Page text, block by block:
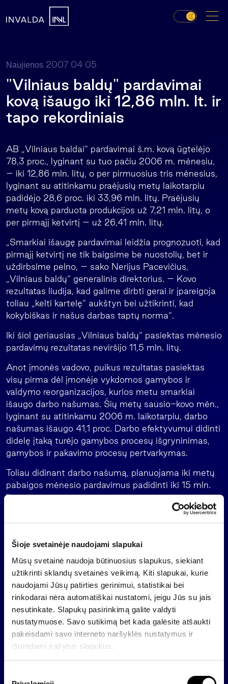
Šioje svetainėje naudojami slapukai
Mūsų svetainė naudoja būtinuosius slapukus, siekiant
užtikrinti sklandų svetainės veikimą. Kiti slapukai, kurie
naudojami Jūsų patirties gerinimui, statistikai bei
rinkodarai nėra automatiškai nustatomi, jeigu Jūs su jais
nesutinkate. Slapukų pasirinkimą galite valdyti
nustatymuose. Savo sutikimą bet kada galėsite atšaukti
pakeisdami savo interneto naršyklės nustatymus ir
ištrindami įrašytus slapukus.
Naujienos 2007 04 05
"Vilniaus baldų" pardavimai
kovą išaugo iki 12,86 mln. lt. ir
tapo rekordiniais
AB „Vilniaus baldai“ pardavimai š.m. kovą ūgtelėjo
78,3 proc., lyginant su tuo pačiu 2006 m. mėnesiu,
– iki 12,86 mln. litų, o per pirmuosius tris mėnesius,
lyginant su atitinkamu praėjusių metų laikotarpiu
padidėjo 28,6 proc. iki 33,96 mln. litų. Praėjusių
metų kovą parduota produkcijos už 7,21 mln. litų, o
per pirmąjį ketvirtį – už 26,41 mln. litų.
„Smarkiai išaugę pardavimai leidžia prognozuoti, kad
pirmąjį ketvirtį ne tik baigsime be nuostolių, bet ir
uždirbsime pelno, – sako Nerijus Pacevičius,
„Vilniaus baldų“ generalinis direktorius. – Kovo
rezultatas liudija, kad galime dirbti gerai ir įpareigoja
toliau „kelti kartelę“ aukštyn bei užtikrinti, kad
kokybiškas ir našus darbas taptų norma“.
Iki šiol geriausias „Vilniaus baldų“ pasiektas mėnesio
pardavimų rezultatas neviršijo 11,5 mln. litų.
Anot įmonės vadovo, puikus rezultatas pasiektas
visų pirma dėl įmonėje vykdomos gamybos ir
valdymo reorganizacijos, kurios metu smarkiai
išaugo darbo našumas. Šių metų sausio-kovo mėn.,
lyginant su atitinkamu 2006 m. laikotarpiu, darbo
našumas išaugo 41,1 proc. Darbo efektyvumui didinti
didelę įtaką turėjo gamybos procesų išgryninimas,
gamybos ir pakavimo procesų pertvarkymas.
Toliau didinant darbo našumą, planuojama iki metų
pabaigos mėnesio pardavimus padidinti iki 15 mln.
litų.
Per pirmuosius tris šių metų mėnesius, lyginant su
eksportas išaugo beveik 30 proc. ir sudarė apie 98
Vidutinis darbuotojo atlyginimas įmonėje per metus
išaugo daugiau nei 36 proc. Š.m. kovą įmonėje dirbo
vidutiniškai 820 darbuotojų, o prieš metus – 1071.